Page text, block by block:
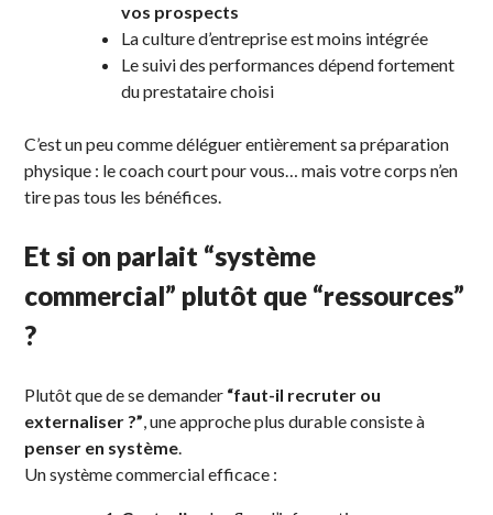
vos prospects
La culture d’entreprise est moins intégrée
Le suivi des performances dépend fortement
du prestataire choisi
C’est un peu comme déléguer entièrement sa préparation
physique : le coach court pour vous… mais votre corps n’en
tire pas tous les bénéfices.
Et si on parlait “système
commercial” plutôt que “ressources”
?
Plutôt que de se demander “faut-il recruter ou
externaliser ?”, une approche plus durable consiste à
penser en système.
Un système commercial efficace :